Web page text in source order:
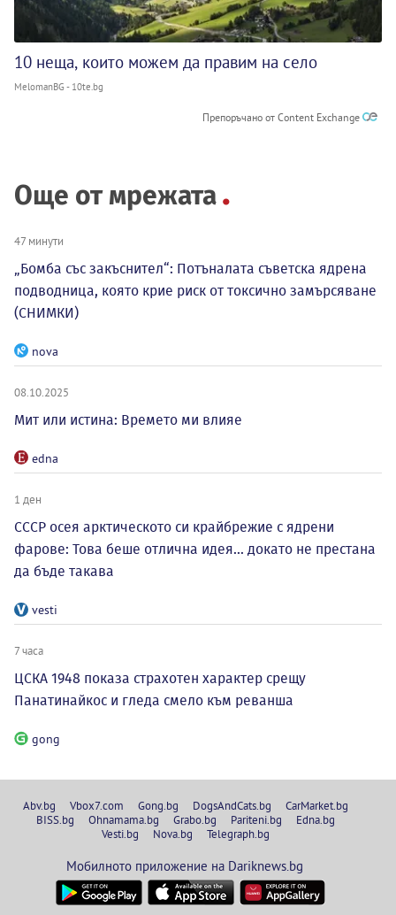
10 неща, които можем да правим на село
MelomanBG - 10te.bg
Препоръчано от Content Exchange
Още от мрежата
47 минути
„Бомба със закъснител“: Потъналата съветска ядрена
подводница, която крие риск от токсично замърсяване
(СНИМКИ)
nova
08.10.2025
Мит или истина: Времето ми влияе
edna
1 ден
СССР осея арктическото си крайбрежие с ядрени
фарове: Това беше отлична идея... докато не престана
да бъде такава
vesti
7 часа
ЦСКА 1948 показа страхотен характер срещу
Панатинайкос и гледа смело към реванша
gong
Abv.bg Vbox7.com Gong.bg DogsAndCats.bg
CarMarket.bg
BISS.bg
Ohnamama.bg Grabo.bg Pariteni.bg
Edna.bg
Vesti.bg
Nova.bg Telegraph.bg
Мобилното приложение на Dariknews.bg